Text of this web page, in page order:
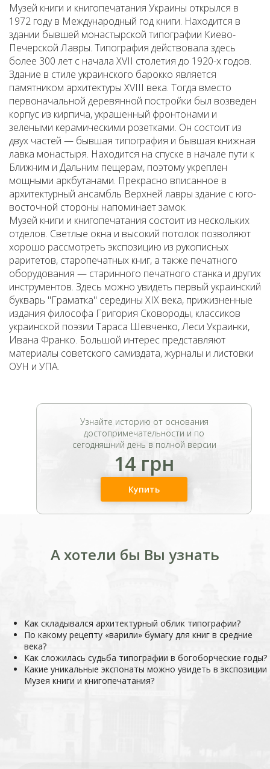
Музей книги и книгопечатания Украины открылся в
1972 году в Международный год книги. Находится в
здании бывшей монастырской типографии Киево-
Печерской Лавры. Типография действовала здесь
более 300 лет с начала ХVІІ столетия до 1920-х годов.
Здание в стиле украинского барокко является
памятником архитектуры XVIII века. Тогда вместо
первоначальной деревянной постройки был возведен
корпус из кирпича, украшенный фронтонами и
зелеными керамическими розетками. Он состоит из
двух частей — бывшая типография и бывшая книжная
лавка монастыря. Находится на спуске в начале пути к
Ближним и Дальним пещерам, поэтому укреплен
мощными аркбутанами. Прекрасно вписанное в
архитектурный ансамбль Верхней лавры здание с юго-
восточной стороны напоминает замок.
Музей книги и книгопечатания состоит из нескольких
отделов. Светлые окна и высокий потолок позволяют
хорошо рассмотреть экспозицию из рукописных
раритетов, старопечатных книг, а также печатного
оборудования — старинного печатного станка и других
инструментов. Здесь можно увидеть первый украинский
букварь "Граматка" середины ХІХ века, прижизненные
издания философа Григория Сковороды, классиков
украинской поэзии Тараса Шевченко, Леси Украинки,
Ивана Франко. Большой интерес представляют
материалы советского самиздата, журналы и листовки
ОУН и УПА.
Узнайте историю от основания
достопримечательности и по
сегодняшний день в полной версии
14 грн
Купить
А хотели бы Вы узнать
Как складывался архитектурный облик типографии?
По какому рецепту «варили» бумагу для книг в средние
века?
Как сложилась судьба типографии в богоборческие годы?
Какие уникальные экспонаты можно увидеть в экспозиции
Музея книги и книгопечатания?